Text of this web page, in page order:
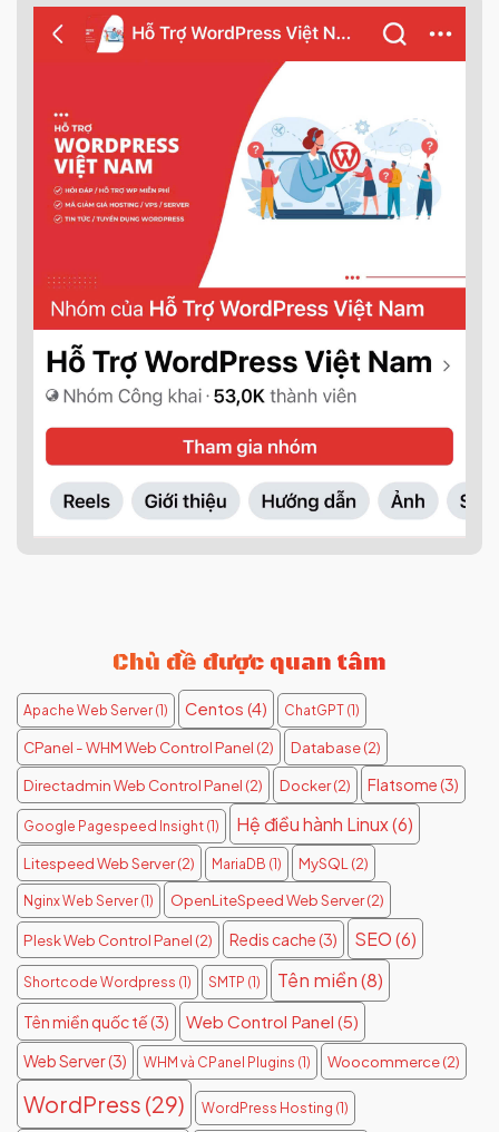
Chủ đề được quan tâm
Apache Web Server (1) Centos (4) ChatGPT (1)
CPanel - WHM Web Control Panel (2) Database(2)
Directadmin Web Control Panel (2) Docker(2) Flatsome(3)
Google Pagespeed Insight (1) Hệ điều hành Linux(6)
Litespeed Web Server(2) MariaDB (1) MySQL (2)
Nginx Web Server (1) OpenLiteSpeed Web Server(2)
Plesk Web Control Panel (2) Redis cache(3) SEO (6)
Shortcode Wordpress (1) SMTP (1) Tên miền(8)
Tên miền quốc tế(3) Web Control Panel (5)
Web Server(3) WHM và CPanel Plugins (1) Woocommerce(2)
WordPress (29) WordPress Hosting (1)